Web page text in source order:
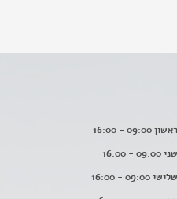
ראשון 09:00 - 16:00
שני 09:00 - 16:00
שלישי 09:00 - 16:00